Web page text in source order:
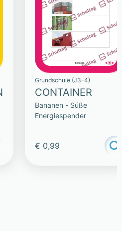
Grundschule (J3-4)
CONTAINER
Bananen - Süße
Energiespender
€ 0,99